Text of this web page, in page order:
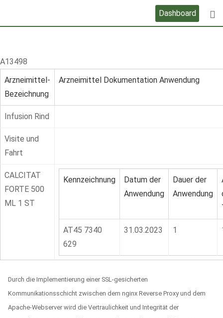
Dashboard
A13498
Arzneimittel-
Bezeichnung
Arzneimittel Dokumentation Anwendung
Infusion Rind
Visite und
Fahrt
CALCITAT
FORTE 500
ML 1 ST
Kennzeichnung
Datum der
Anwendung
Dauer der
Anwendung
AT45 7340
629
31.03.2023 1
Durch die Implementierung einer SSL-gesicherten
Kommunikationsschicht zwischen dem nginx Reverse Proxy und dem
Apache-Webserver wird die Vertraulichkeit und Integrität der